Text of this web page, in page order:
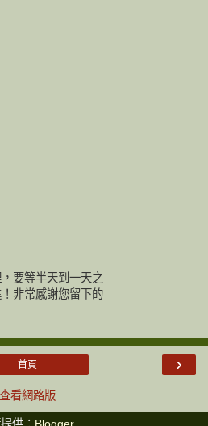
要等半天到一天之
非常感謝您留下的
›
首頁
查看網路版